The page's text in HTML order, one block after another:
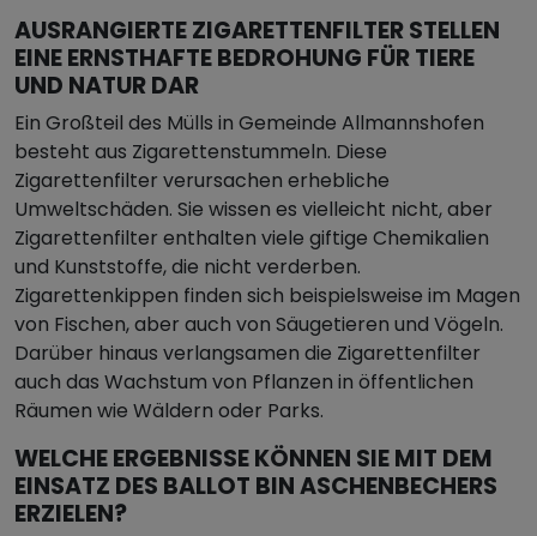
AUSRANGIERTE ZIGARETTENFILTER STELLEN
EINE ERNSTHAFTE BEDROHUNG FÜR TIERE
UND NATUR DAR
Ein Großteil des Mülls in Gemeinde Allmannshofen
besteht aus Zigarettenstummeln. Diese
Zigarettenfilter verursachen erhebliche
Umweltschäden. Sie wissen es vielleicht nicht, aber
Zigarettenfilter enthalten viele giftige Chemikalien
und Kunststoffe, die nicht verderben.
Zigarettenkippen finden sich beispielsweise im Magen
von Fischen, aber auch von Säugetieren und Vögeln.
Darüber hinaus verlangsamen die Zigarettenfilter
auch das Wachstum von Pflanzen in öffentlichen
Räumen wie Wäldern oder Parks.
WELCHE ERGEBNISSE KÖNNEN SIE MIT DEM
EINSATZ DES BALLOT BIN ASCHENBECHERS
ERZIELEN?